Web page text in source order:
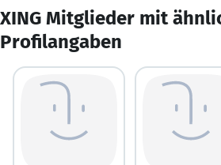
XING Mitglieder mit
Profilangaben